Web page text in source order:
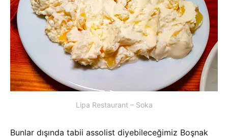
Lipa Restaurant – Soka
Bunlar dışında tabii assolist diyebileceğimiz Boşnak